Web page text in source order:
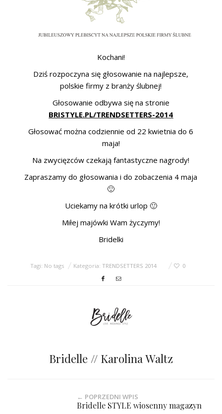
Kochani!
Dziś rozpoczyna się głosowanie na najlepsze,
polskie firmy z branży ślubnej!
Głosowanie odbywa się na stronie
BRISTYLE.PL/TRENDSETTERS-2014
Głosować można codziennie od 22 kwietnia do 6
maja!
Na zwycięzców czekają fantastyczne nagrody!
Zapraszamy do głosowania i do zobaczenia 4 maja
🙂
Uciekamy na krótki urlop 🙂
Miłej majówki Wam życzymy!
Bridelki
Tagi: No tags Kategoria: TRENDSETTERS 2014 0
Bridelle // Karolina Waltz
← POPRZEDNI WPIS
Bridelle STYLE wiosenny magazyn